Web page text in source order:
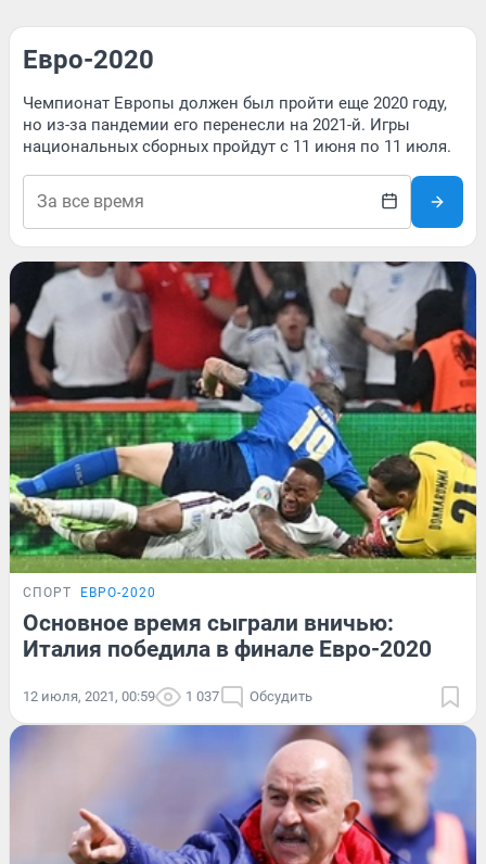
Евро-2020
Чемпионат Европы должен был пройти еще 2020 году,
но из-за пандемии его перенесли на 2021-й. Игры
национальных сборных пройдут с 11 июня по 11 июля.
СПОРТ ЕВРО-2020
Основное время сыграли вничью:
Италия победила в финале Евро-2020
12 июля, 2021, 00:59 1 037 Обсудить